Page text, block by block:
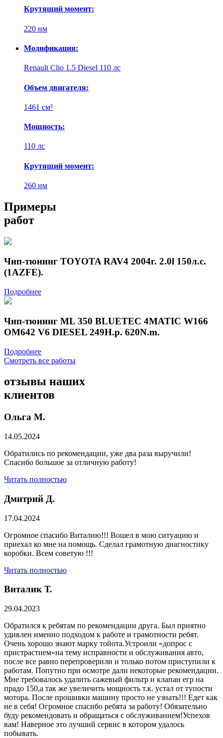
Крутящий момент:
220 нм
Модификация:
Renault Clio 1.5 Diesel 110 лс
Объем двигателя:
1461 см³
Мощность:
110 лс
Крутящий момент:
260 нм
Примеры
работ
Чип-тюнинг TOYOTA RAV4 2004г. 2.0l 150л.с.
(1AZFE).
Подробнее
Чип-тюнинг ML 350 BLUETEC 4MATIC W166
OM642 V6 DIESEL 249H.p. 620N.m.
Подробнее
Смотреть все работы
отзывы наших
клиентов
Ольга М.
14.05.2024
Обратились по рекомендации, уже два раза выручили!
Спасибо большое за отличную работу!
Читать полностью
Дмитрий Д.
17.04.2024
Огромное спасибо Виталию!!! Вошел в мою ситуацию и
приехал ко мне на помощь. Сделал грамотную диагностику
коробки. Всем советую !!!
Читать полностью
Виталик Т.
29.04.2023
Обратился к ребятам по рекомендации друга. Был приятно
удивлен именно подходом к работе и грамотности ребят.
Очень хорошо знают марку тойота.Устроили «допрос с
пристрастием»на тему исправности и обслуживания авто,
после все равно перепроверили и только потом приступили к
работам. Попутно при осмотре дали некоторые рекомендации.
Мне требовалось удалить сажевый фильтр и клапан егр на
прадо 150,а так же увеличить мощность т.к. устал от тупости
мотора. После прошивки машину просто не узнать!!! Едет как
не в себя! Огромное спасибо ребята за работу! Обязательно
буду рекомендовать и обращаться с обслуживанием!Успехов
вам! Наверное это лучший сервис в котором удалось
побывать.